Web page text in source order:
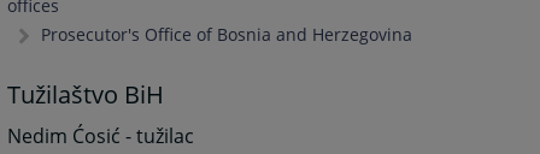
offices
Prosecutor's Office of Bosnia and Herzegovina
Tužilaštvo BiH
Nedim Ćosić - tužilac